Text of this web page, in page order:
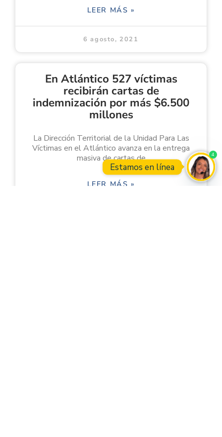
LEER MÁS »
6 agosto, 2021
En Atlántico 527 víctimas
recibirán cartas de
indemnización por más $6.500
millones
La Dirección Territorial de la Unidad Para Las
Víctimas en el Atlántico avanza en la entrega
masiva de cartas de
LEER MÁS »
Estamos en línea
4